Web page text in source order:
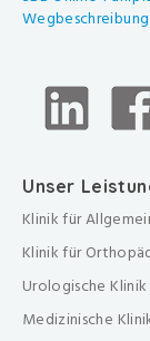
Unser
Klinik für
Klinik für
Urologische Klinik
Medizinische